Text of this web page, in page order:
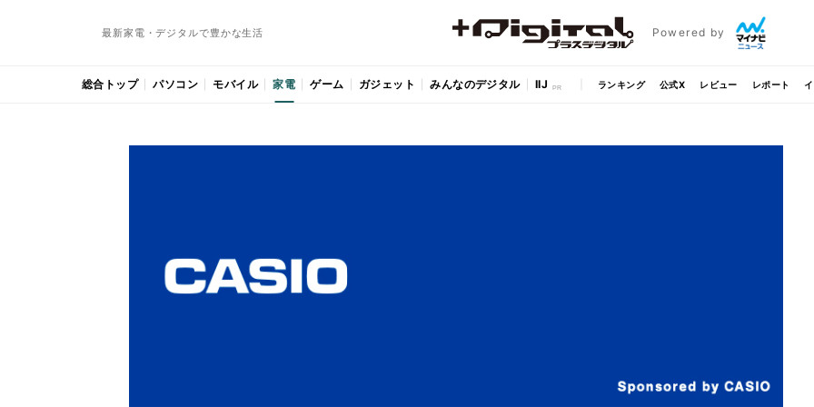
最新家電・デジタルで豊かな生活 Powered by
総合トップ パソコン モバイル 家電 ゲーム ガジェット みんなのデジタル IIJ ランキング 公式X レビュー レポート